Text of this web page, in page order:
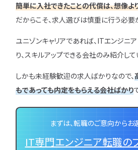
簡単に入社できたことの代償は、想像よ
だからこそ、求人選びは慎重に行う必要
ユニゾンキャリアであれば、ITエンジニ
り、スキルアップできる会社のみ紹介して
しかも未経験歓迎の求人ばかりなので、
もであっても内定をもらえる会社ばかり
まずは、転職のご意向からお
IT専門エンジニア転職の